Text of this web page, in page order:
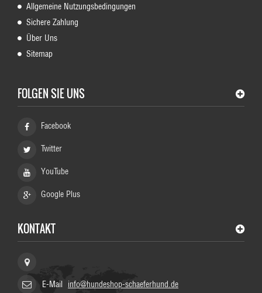
Allgemeine Nutzungsbedingungen
Sichere Zahlung
Über Uns
Sitemap
FOLGEN SIE UNS
Facebook
Twitter
YouTube
Google Plus
KONTAKT
E-Mail info@hundeshop-schaeferhund.de